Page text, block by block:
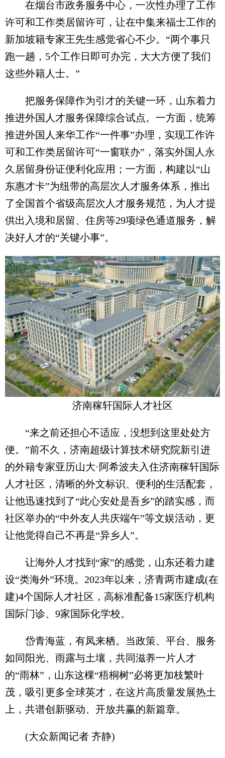
在烟台市政务服务中心，一次性办理了工作
许可和工作类居留许可，让在中集来福士工作的
新加坡籍专家王先生感觉省心不少。“两个事只
跑一趟，5个工作日即可办完，大大方便了我们
这些外籍人士。”
把服务保障作为引才的关键一环，山东着力
推进外国人才服务保障综合试点。一方面，统筹
推进外国人来华工作“一件事”办理，实现工作许
可和工作类居留许可“一窗联办”，落实外国人永
久居留身份证便利化应用；一方面，构建以“山
东惠才卡”为纽带的高层次人才服务体系，推出
了全国首个省级高层次人才服务规范，为人才提
供出入境和居留、住房等29项绿色通道服务，解
决好人才的“关键小事”。
济南稼轩国际人才社区
“来之前还担心不适应，没想到这里处处方
便。”前不久，济南超级计算技术研究院新引进
的外籍专家亚历山大·阿希波夫入住济南稼轩国际
人才社区，清晰的外文标识、便利的生活配套，
让他迅速找到了“此心安处是吾乡”的踏实感，而
社区举办的“中外友人共庆端午”等文娱活动，更
让他觉得自己不再是“异乡人”。
让海外人才找到“家”的感觉，山东还着力建
设“类海外”环境。2023年以来，济青两市建成(在
建)4个国际人才社区，高标准配备15家医疗机构
国际门诊、9家国际化学校。
岱青海蓝，有凤来栖。当政策、平台、服务
如同阳光、雨露与土壤，共同滋养一片人才
的“雨林”，山东这棵“梧桐树”必将更加枝繁叶
茂，吸引更多全球英才，在这片高质量发展热土
上，共谱创新驱动、开放共赢的新篇章。
(大众新闻记者 齐静)